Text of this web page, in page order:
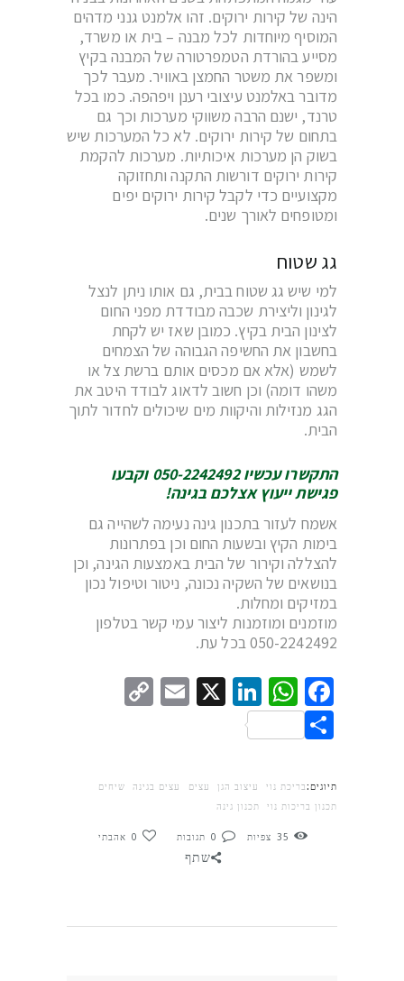
הינה של קירות ירוקים. זהו אלמנט גנני מדהים
המוסיף מיוחדות לכל מבנה – בית או משרד,
מסייע בהורדת הטמפרטורה של המבנה בקיץ
ומשפר את משטר החמצן באוויר. מעבר לכך
מדובר באלמנט עיצובי רענן ויפהפה. כמו בכל
טרנד, ישנם הרבה משווקי מערכות וכך גם
בתחום של קירות ירוקים. לא כל המערכות שיש
בשוק הן מערכות איכותיות. מערכות להקמת
קירות ירוקים דורשות התקנה ותחזוקה
מקצועיים כדי לקבל קירות ירוקים יפים
ומטופחים לאורך שנים.
גג שטוח
למי שיש גג שטוח בבית, גם אותו ניתן לנצל
לגינון וליצירת שכבה מבודדת מפני החום
לצינון הבית בקיץ. כמובן שאז יש לקחת
בחשבון את החשיפה הגבוהה של הצמחים
לשמש (אלא אם מכסים אותם ברשת צל או
משהו דומה) וכן חשוב לדאוג לבודד היטב את
הגג מנזילות והיקוות מים שיכולים לחדור לתוך
הבית.
התקשרו עכשיו 050-2242492 וקבעו
פגישת ייעוץ אצלכם בגינה!
אשמח לעזור בתכנון גינה נעימה לשהייה גם
בימות הקיץ ובשעות החום וכן בפתרונות
להצללה וקירור של הבית באמצעות הגינה, וכן
בנושאים של השקיה נכונה, ניטור וטיפול נכון
במזיקים ומחלות.
מוזמנים ומוזמנות ליצור עמי קשר בטלפון
050-2242492 בכל עת.
Facebook
WhatsApp
LinkedIn
X
Email
Share
תיוגים:בריכת נוי עיצוב הגן עצים עצים בגינה
שיחים
תכנון בריכות נוי
תכנון גינה
35 צפיות 0 תגובות 0 אהבתי
שתף